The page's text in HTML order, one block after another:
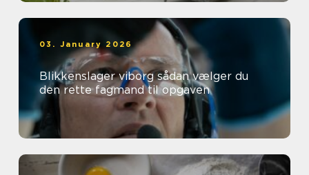
03. January 2026
Blikkenslager viborg sådan vælger du
den rette fagmand til opgaven